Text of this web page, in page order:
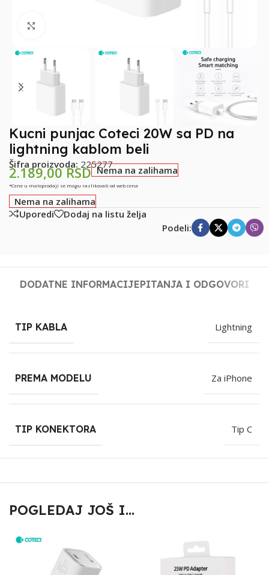
Kucni punjac Coteci 20W sa PD na
lightning kablom beli
Šifra proizvoda: 225277
2.189,00RSD Nema na zalihama
*Cene u maloprodaji se mogu razlikovati od web cena
Nema na zalihama
Uporedi
Dodaj na listu želja
Podeli:
DODATNE INFORMACIJEPITANJA I ODGOVORI
TIP KABLA Lightning
PREMA MODELU Za iPhone
TIP KONEKTORA Tip C
POGLEDAJ JOŠ I...